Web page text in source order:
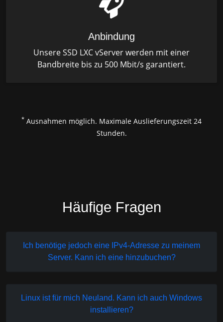
Anbindung
Unsere SSD LXC vServer werden mit einer
Bandbreite bis zu 500 Mbit/s garantiert.
* Ausnahmen möglich. Maximale Auslieferungszeit 24
Stunden.
Häufige Fragen
Ich benötige jedoch eine IPv4-Adresse zu meinem
Server. Kann ich eine hinzubuchen?
Linux ist für mich Neuland. Kann ich auch Windows
installieren?